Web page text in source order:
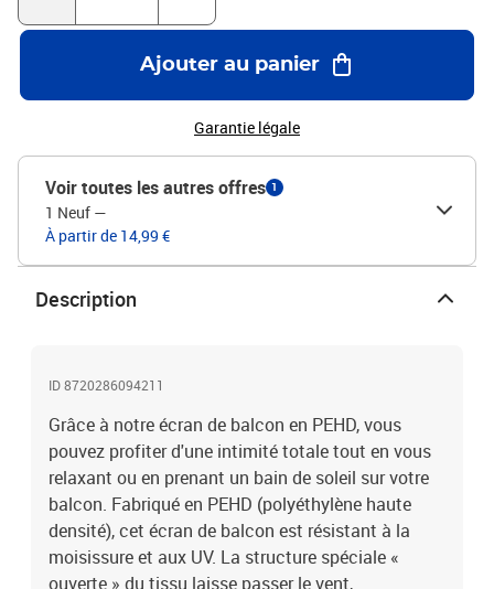
incluse
Ajouter au panier
Garantie légale
Voir toutes les autres offres 1
1 Neuf —
À partir de 14,99 €
Description
ID 8720286094211
Grâce à notre écran de balcon en PEHD, vous
pouvez profiter d'une intimité totale tout en vous
relaxant ou en prenant un bain de soleil sur votre
balcon. Fabriqué en PEHD (polyéthylène haute
densité), cet écran de balcon est résistant à la
moisissure et aux UV. La structure spéciale «
ouverte » du tissu laisse passer le vent,